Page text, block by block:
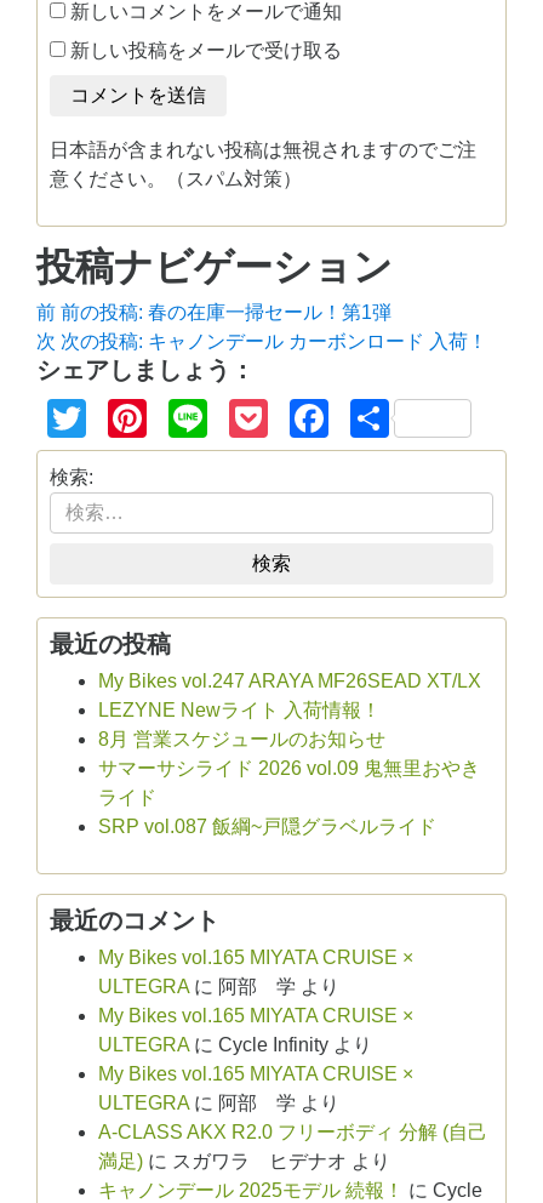
新しいコメントをメールで通知
新しい投稿をメールで受け取る
日本語が含まれない投稿は無視されますのでご注
意ください。（スパム対策）
投稿ナビゲーション
前 前の投稿: 春の在庫一掃セール！第1弾
次 次の投稿: キャノンデール カーボンロード 入荷！
シェアしましょう：
TwitterPinterest
Line PocketFacebook
共
有
検索:
検索
最近の投稿
My Bikes vol.247 ARAYA MF26SEAD XT/LX
LEZYNE Newライト 入荷情報！
8月 営業スケジュールのお知らせ
サマーサシライド 2026 vol.09 鬼無里おやき
ライド
SRP vol.087 飯綱~戸隠グラベルライド
最近のコメント
My Bikes vol.165 MIYATA CRUISE ×
ULTEGRA に 阿部 学 より
My Bikes vol.165 MIYATA CRUISE ×
ULTEGRA に Cycle Infinity より
My Bikes vol.165 MIYATA CRUISE ×
ULTEGRA に 阿部 学 より
A-CLASS AKX R2.0 フリーボディ 分解 (自己
満足) に スガワラ ヒデナオ より
キャノンデール 2025モデル 続報！
に Cycle